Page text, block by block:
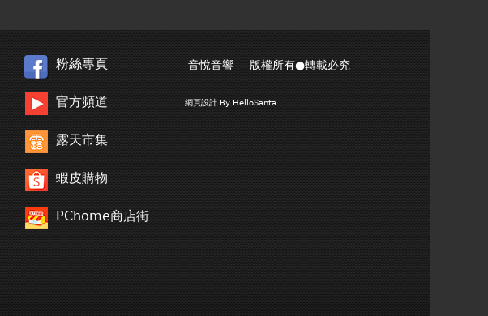
粉絲專頁
官方頻道
露天市集
蝦皮購物
PChome商店街
音悅音響 版權所有●轉載必究
網頁設計By HelloSanta